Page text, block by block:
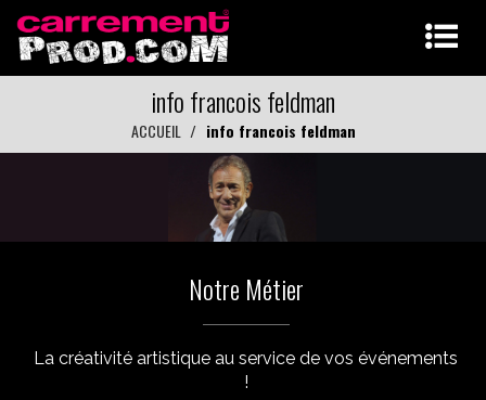
info francois feldman
ACCUEIL info francois feldman
Notre Métier
La créativité artistique au service de vos événements
!